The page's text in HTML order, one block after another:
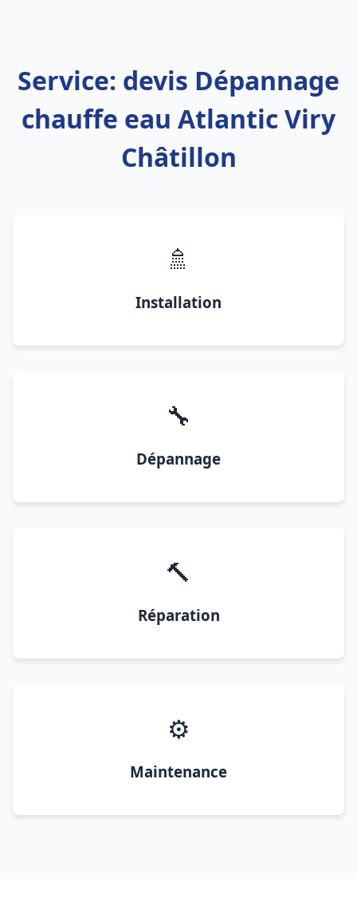
Service: devis Dépannage
chauffe eau Atlantic Viry
Châtillon
🚿
Installation
🔧
Dépannage
🔨
Réparation
⚙️
Maintenance